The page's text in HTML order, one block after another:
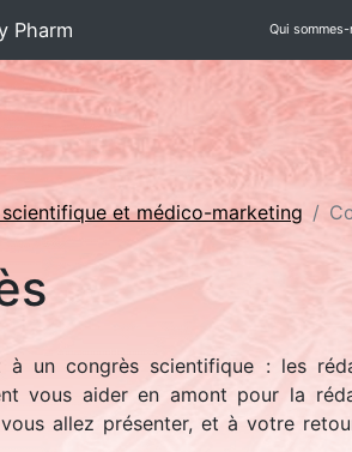
Pharm Qui sommes-
et médico-marketing
à un congrès scientifique : les
vous aider en amont pour la
allez présenter, et à votre